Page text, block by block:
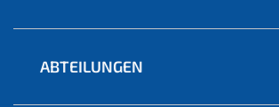
ABTEILUNGEN